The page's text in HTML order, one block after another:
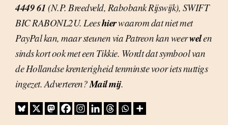
4449 61 (N.P. Breedveld, Rabobank Rijswijk), SWIFT
BIC RABONL2U. Leeshierwaarom dat niet met
PayPal kan, maar steunen via Patreon kan weerwelen
sinds kort ook met een Tikkie. Wordt dat symbool van
de Hollandse krenterigheid tenminste voor iets nuttigs
ingezet. Adverteren?Mail mij.